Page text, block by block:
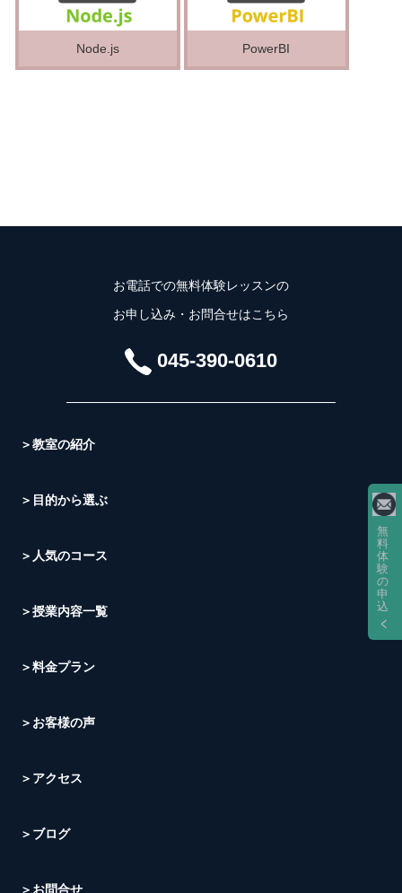
Node.js PowerBI
お電話での無料体験レッスンの
お申し込み・お問合せはこちら
045-390-0610
＞教室の紹介
＞目的から選ぶ
＞人気のコース
＞授業内容一覧
＞料金プラン
＞お客様の声
＞アクセス
＞ブログ
＞お問合せ
無
料
体
験
の
申
込